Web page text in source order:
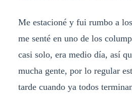
Me estacioné y fui rumbo a
me senté en uno de los
casi solo, era medio día, así
mucha gente, por lo regular
tarde cuando ya todos